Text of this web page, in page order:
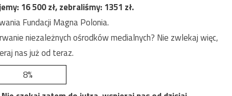
16 500zł, zebraliśmy:1351 zł.
Fundacji Magna Polonia.
niezależnych ośrodków medialnych? Nie zwlekaj więc,
nas już od teraz.
8%